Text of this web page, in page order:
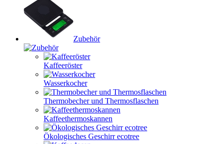
Zubehör
Kaffeeröster
Wasserkocher
Thermobecher und Thermosflaschen
Kaffeethermoskannen
Ökologisches Geschirr ecotree